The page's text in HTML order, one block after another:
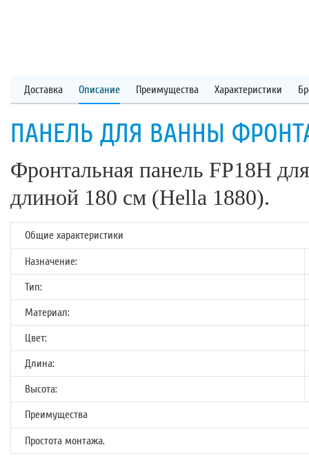
Доставка Описание Преимущества Характеристики
ПАНЕЛЬ ДЛЯ ВАННЫ
Фронтальная панель FP18H
длиной 180 см (Hella 1880).
Общие характеристики
Назначение:
Тип:
Материал:
Цвет:
Длина:
Высота:
Преимущества
Простота монтажа.